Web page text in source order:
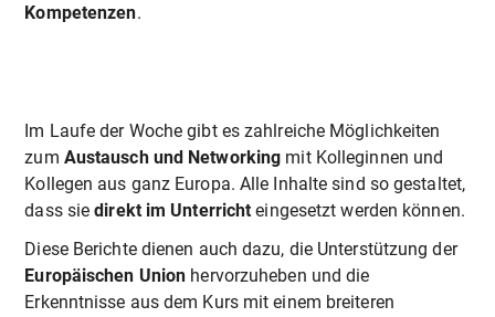
Kompetenzen.
Im Laufe der Woche gibt es zahlreiche Möglichkeiten
zum Austausch und Networking mit Kolleginnen und
Kollegen aus ganz Europa. Alle Inhalte sind so gestaltet,
dass siedirekt im Unterricht eingesetzt werden können.
Diese Berichte dienen auch dazu, die Unterstützung der
Europäischen Union hervorzuheben und die
Erkenntnisse aus dem Kurs mit einem breiteren